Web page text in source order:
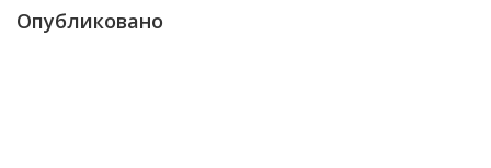
Опубликовано